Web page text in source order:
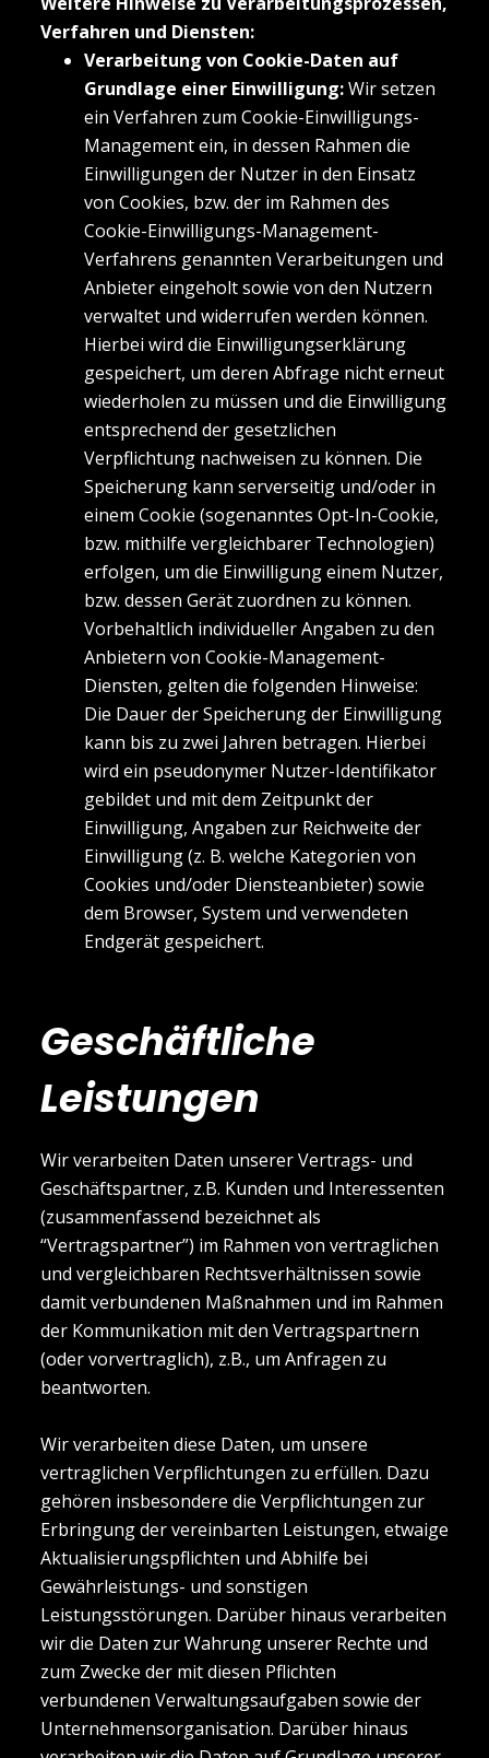
Verfahren und Diensten:
Verarbeitung von Cookie-Daten auf
Grundlage einer Einwilligung:Wir setzen
ein Verfahren zum Cookie-Einwilligungs-
Management ein, in dessen Rahmen die
Einwilligungen der Nutzer in den Einsatz
von Cookies, bzw. der im Rahmen des
Cookie-Einwilligungs-Management-
Verfahrens genannten Verarbeitungen und
Anbieter eingeholt sowie von den Nutzern
verwaltet und widerrufen werden können.
Hierbei wird die Einwilligungserklärung
gespeichert, um deren Abfrage nicht erneut
wiederholen zu müssen und die Einwilligung
entsprechend der gesetzlichen
Verpflichtung nachweisen zu können. Die
Speicherung kann serverseitig und/oder in
einem Cookie (sogenanntes Opt-In-Cookie,
bzw. mithilfe vergleichbarer Technologien)
erfolgen, um die Einwilligung einem Nutzer,
bzw. dessen Gerät zuordnen zu können.
Vorbehaltlich individueller Angaben zu den
Anbietern von Cookie-Management-
Diensten, gelten die folgenden Hinweise:
Die Dauer der Speicherung der Einwilligung
kann bis zu zwei Jahren betragen. Hierbei
wird ein pseudonymer Nutzer-Identifikator
gebildet und mit dem Zeitpunkt der
Einwilligung, Angaben zur Reichweite der
Einwilligung (z. B. welche Kategorien von
Cookies und/oder Diensteanbieter) sowie
dem Browser, System und verwendeten
Endgerät gespeichert.
Geschäftliche
Leistungen
Wir verarbeiten Daten unserer Vertrags- und
Geschäftspartner, z.B. Kunden und Interessenten
(zusammenfassend bezeichnet als
“Vertragspartner”) im Rahmen von vertraglichen
und vergleichbaren Rechtsverhältnissen sowie
damit verbundenen Maßnahmen und im Rahmen
der Kommunikation mit den Vertragspartnern
(oder vorvertraglich), z.B., um Anfragen zu
beantworten.
Wir verarbeiten diese Daten, um unsere
vertraglichen Verpflichtungen zu erfüllen. Dazu
gehören insbesondere die Verpflichtungen zur
Erbringung der vereinbarten Leistungen, etwaige
Aktualisierungspflichten und Abhilfe bei
Gewährleistungs- und sonstigen
Leistungsstörungen. Darüber hinaus verarbeiten
wir die Daten zur Wahrung unserer Rechte und
zum Zwecke der mit diesen Pflichten
verbundenen Verwaltungsaufgaben sowie der
Unternehmensorganisation. Darüber hinaus